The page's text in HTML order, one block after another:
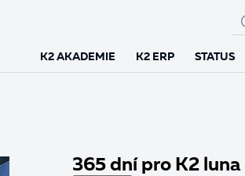
K2 AKADEMIE K2 ERP STATUS
365 dní pro K2 luna